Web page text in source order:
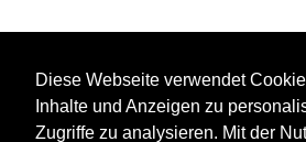
Diese Webseite verwendet
Inhalte und Anzeigen zu
Zugriffe zu analysieren. Mit der